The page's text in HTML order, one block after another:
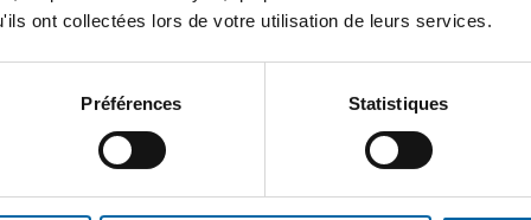
ont collectées lors de votre utilisation de leurs services.
Préférences Statistiques